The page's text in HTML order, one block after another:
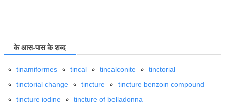
के आस-पास के शब्द
tinamiformes tincal tincalconite
tinctorial
tinctorial change
tincture
tincture benzoin compound
tincture iodine
tincture of belladonna